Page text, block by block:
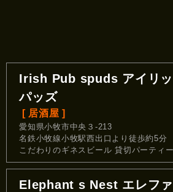
Irish Pub spuds アイリ
パッズ
[ 居酒屋 ]
愛知県小牧市中央３-213
名鉄小牧線小牧駅西出口より徒歩約5分
こだわりのギネスビール 貸切パーティ
Elephant s Nest エレファ